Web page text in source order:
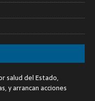
salud del Estado,
y arrancan acciones